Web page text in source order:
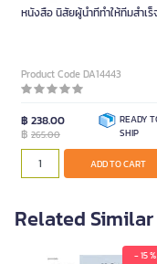
หนังสือ นิสัยผู้นำที่ทำให้ทีมสำเร็
Product Code DA14443
฿ 238.00
฿ 265.00
READY
SHIP
ADD TO CART
Related
- 15 %